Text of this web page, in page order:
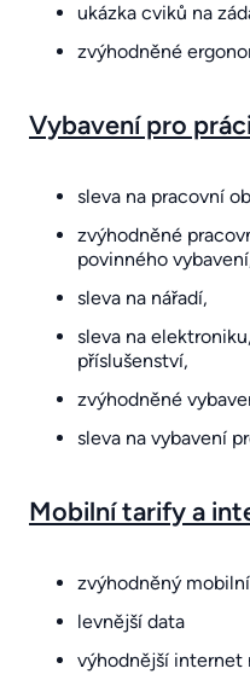
ukázka cviků na
zvýhodněné
Vybavení pro
sleva na pracovní
zvýhodněné
povinného
sleva na nářadí,
sleva na
příslušenství,
zvýhodněné
sleva na vybavení
Mobilní tarify a
zvýhodněný
levnější data
výhodnější internet